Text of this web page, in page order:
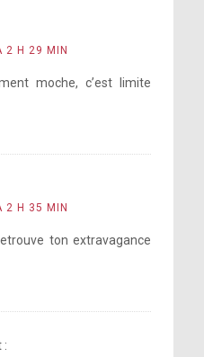
2 H 29 MIN
moche, c’est limite
2 H 35 MIN
ton extravagance
: